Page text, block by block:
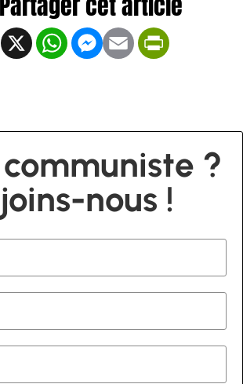
Facebook
X WhatsApp
Messenger
Email
?
nous !